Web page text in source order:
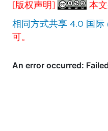
[版权声明] 本
相同方式共享 4.0 国际
可。